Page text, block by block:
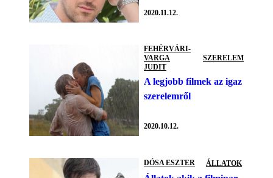
2020.11.12.
FEHÉRVÁRI-
VARGA
JUDIT
SZERELEM
A legjobb filmek az igaz
szerelemről
2020.10.12.
DÓSA ESZTER ÁLLATOK